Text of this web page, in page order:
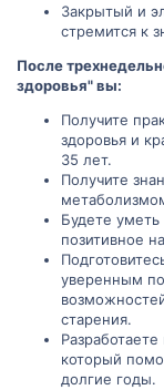
Закрытый и
стремится к
После
здоровья" вы:
Получите
здоровья и
35 лет.
Получите
Будете
позитивное
уверенным
старения.
который
долгие годы.